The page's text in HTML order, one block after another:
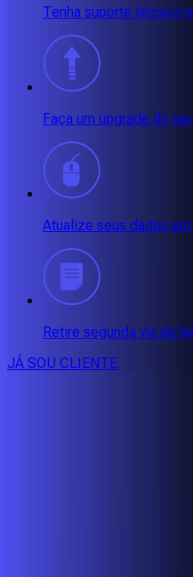
Tenha suporte técnico
Faça um upgrade do
Atualize seus dados
Retire segunda via da
JÁ SOU CLIENTE